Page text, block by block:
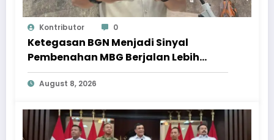
Kontributor 0
Ketegasan BGN Menjadi Sinyal
Pembenahan MBG Berjalan Lebih
Serius
August 8, 2026